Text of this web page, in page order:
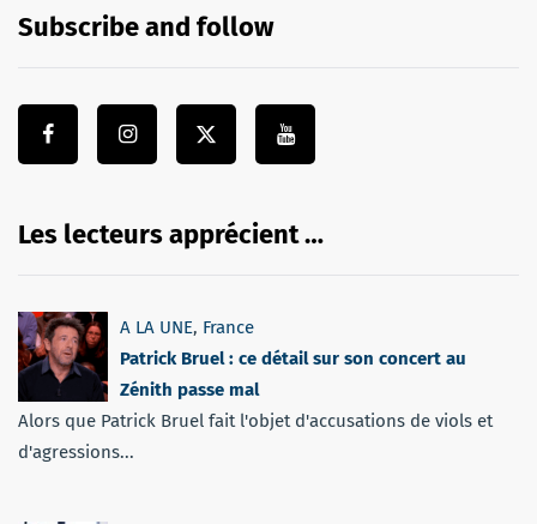
Subscribe and follow
Les lecteurs apprécient …
A LA UNE, France
Patrick Bruel : ce détail sur son concert au
Zénith passe mal
Alors que Patrick Bruel fait l'objet d'accusations de viols et
d'agressions...